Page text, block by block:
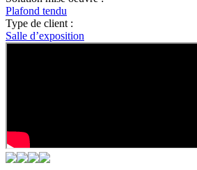
Plafond tendu
Type de client :
Salle d’exposition